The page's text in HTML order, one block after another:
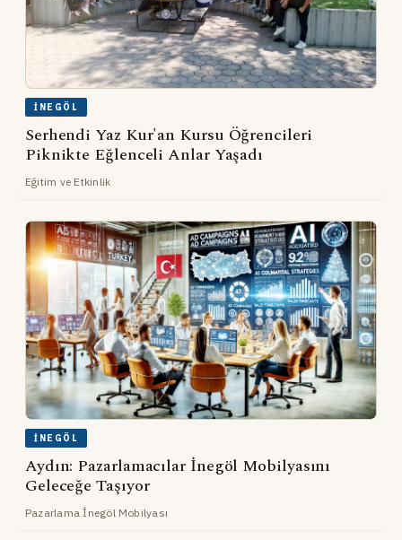
İNEGÖL
Serhendi Yaz Kur'an Kursu Öğrencileri
Piknikte Eğlenceli Anlar Yaşadı
Eğitim ve Etkinlik
İNEGÖL
Aydın: Pazarlamacılar İnegöl Mobilyasını
Geleceğe Taşıyor
Pazarlama İnegöl Mobilyası